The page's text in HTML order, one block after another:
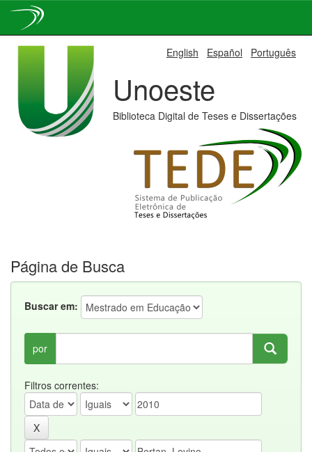
English Español Português
Unoeste
Biblioteca Digital de Teses e Dissertações
Página de Busca
Buscar em:
por
Filtros correntes: